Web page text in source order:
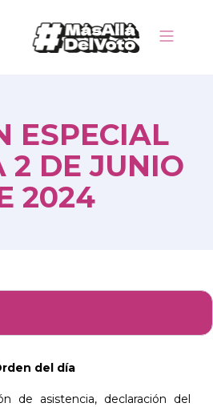
ESPECIAL
2 DE JUNIO
2024
del día
de asistencia, declaración del